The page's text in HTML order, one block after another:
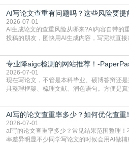
怕是已经入行的科研人员，不少人也搞不清
准。其实，降aigc检测是伴随AIGC工具在学
了满足现在高校、期刊对AI生
AI写论文查重有问题吗？这些风险要
2026-07-01
AI生成论文的查重风险从哪来?AI内容自带的
投稿的朋友，图快用AI生成内容，写完就直接
自带不可忽视的查重风险。AI训练依赖海量
于训练数据的概率拼接，不是从零开始的原
有的高频公共表述，甚至直接拼接已经公开
专业降aigc检测的网站推荐！-
2026-07-01
现在写论文，不管是本科毕业、硕博答辩还
具整理框架、梳理文献、润色语句。方便是
五遍还是过不了预检测的大有人在，这时候
站，就能少走好多弯路。PaperPass：守护学
容的学术合规痛点去年帮一个本科师弟改
AI写的论文查重率多少？如何优化查
2026-07-01
ai写的论文查重率多少？常见结果范围整理
率差异明显不少同学写论文的时候会用AI做辅